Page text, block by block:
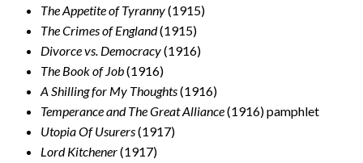
The Appetite of Tyranny(1915)
The Crimes of England(1915)
Divorce vs. Democracy(1916)
The Book of Job(1916)
A Shilling for My Thoughts(1916)
Temperance and The Great Alliance(1916) pamphlet
Utopia Of Usurers(1917)
Lord Kitchener(1917)